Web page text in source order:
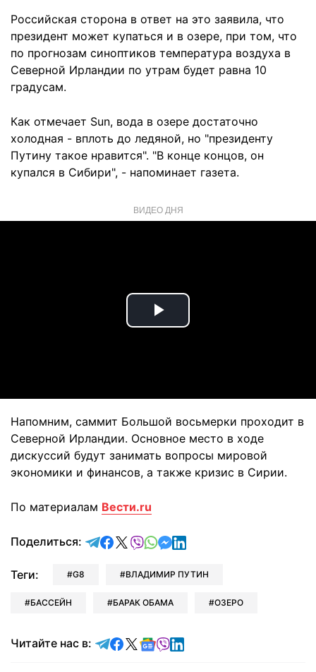
Российская сторона в ответ на это заявила, что
президент может купаться и в озере, при том, что
по прогнозам синоптиков температура воздуха в
Северной Ирландии по утрам будет равна 10
градусам.
Как отмечает Sun, вода в озере достаточно
холодная - вплоть до ледяной, но "президенту
Путину такое нравится". "В конце концов, он
купался в Сибири", - напоминает газета.
ВИДЕО ДНЯ
Play
Напомним, саммит Большой восьмерки проходит в
Северной Ирландии. Основное место в ходе
дискуссий будут занимать вопросы мировой
экономики и финансов, а также кризис в Сирии.
По материалам Вести.ru
Поделиться: отправить в Telegram
поделиться в Facebook
поделиться в X
отправить в Viber
отправить в Whatsapp
отправить в Messenger
отправить в LinkedIn
Теги: G8 ВЛАДИМИР ПУТИН
БАССЕЙН БАРАК ОБАМА ОЗЕРО
Читайте нас в: Читайте в Telegram
Читайте в Facebook
Читайте в X
Читайте в Google news
Читайте в Viber
Читайте в LinkedIn